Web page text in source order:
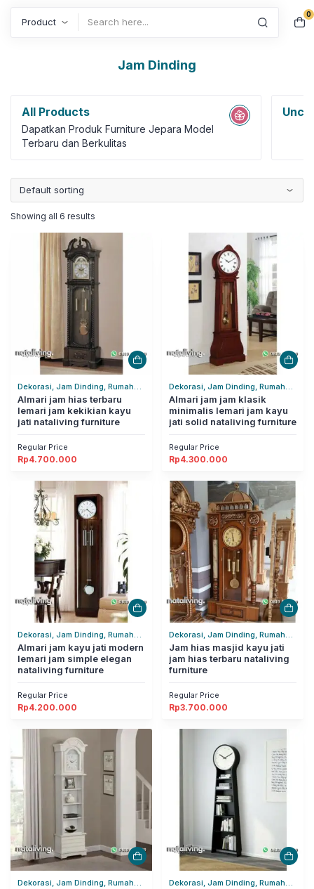
0
Jam Dinding
All Products
Dapatkan Produk Furniture Jepara Model
Terbaru dan Berkulitas
Showing all 6 results
Dekorasi, Jam Dinding, Rumah
Tangga
Almari jam hias terbaru
lemari jam kekikian kayu
jati nataliving furniture
Regular Price
Rp4.700.000
Dekorasi, Jam Dinding, Rumah
Tangga
Almari jam jam klasik
minimalis lemari jam kayu
jati solid nataliving furniture
Regular Price
Rp4.300.000
Dekorasi, Jam Dinding, Rumah
Tangga
Almari jam kayu jati modern
lemari jam simple elegan
nataliving furniture
Regular Price
Rp4.200.000
Dekorasi, Jam Dinding, Rumah
Tangga
Jam hias masjid kayu jati
jam hias terbaru nataliving
furniture
Regular Price
Rp3.700.000
Dekorasi, Jam Dinding, Rumah
Dekorasi, Jam Dinding, Rumah